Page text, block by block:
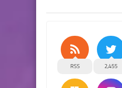
2,455
RSS